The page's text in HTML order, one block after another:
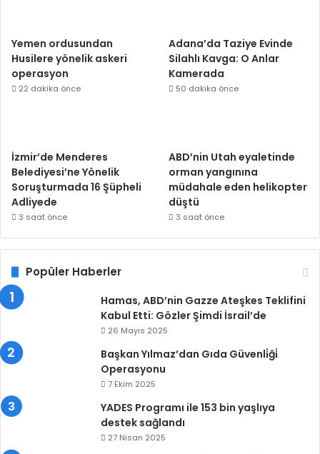
Yemen ordusundan
Husilere yönelik askeri
operasyon
22 dakika önce
Adana’da Taziye Evinde
Silahlı Kavga: O Anlar
Kamerada
50 dakika önce
İzmir’de Menderes
Belediyesi’ne Yönelik
Soruşturmada 16 Şüpheli
Adliyede
3 saat önce
ABD’nin Utah eyaletinde
orman yangınına
müdahale eden helikopter
düştü
3 saat önce
Popüler Haberler
Hamas, ABD’nin Gazze Ateşkes Teklifini
Kabul Etti: Gözler Şimdi İsrail’de
26 Mayıs 2025
Başkan Yılmaz’dan Gıda Güvenli̇ği̇
Operasyonu
7 Ekim 2025
YADES Programı ile 153 bin yaşlıya
destek sağlandı
27 Nisan 2025